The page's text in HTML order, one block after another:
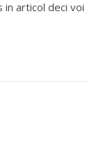
in articol deci voi